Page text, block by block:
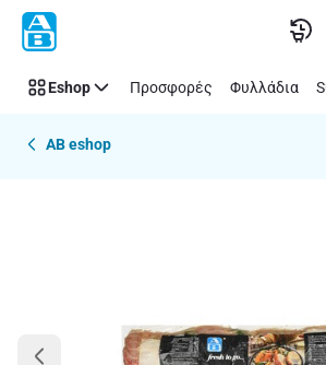
Παράλειψη
Eshop Προσφορές Φυλλάδια
AB eshop